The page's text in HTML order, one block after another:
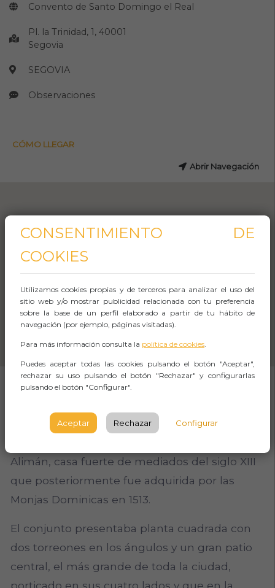
Alimán, casa fuerte de mediados del siglo XIII
que posteriormente fue adquirida por las
Monjas Dominicas en 1513.
El conjunto presentaba planta cuadrada con
dos torreones en los ángulos y un gran patio
central, el más grande de toda la ciudad,
porticado en sus cuatro lados y que en la
Convento de Santo Domingo el Real
Pl. la Trinidad, 1, 40001
Segovia
SEGOVIA
Observaciones
CÓMO LLEGAR
Abrir Navegación
CONSENTIMIENTO DE
COOKIES
Utilizamos cookies propias y de terceros para analizar el uso del
sitio web y/o mostrar publicidad relacionada con tu preferencia
sobre la base de un perfil elaborado a partir de tu hábito de
navegación (por ejemplo, páginas visitadas).
Para más información consulta la política de cookies
Puedes aceptar todas las cookies pulsando el botón "Aceptar",
rechazar su uso pulsando el botón "Rechazar" y configurarlas
pulsando el botón "Configurar".
Aceptar Rechazar Configurar